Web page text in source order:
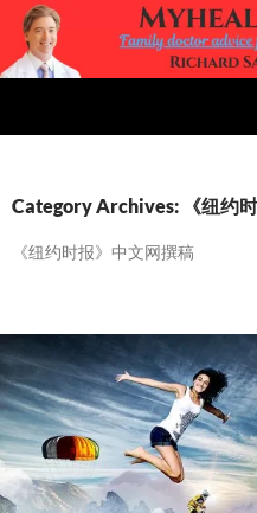
Skip
content
Category Archives: 《纽约
《纽约时报》中文网撰稿